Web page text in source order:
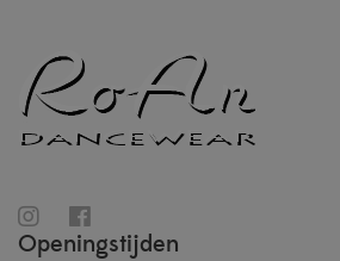
Openingstijden